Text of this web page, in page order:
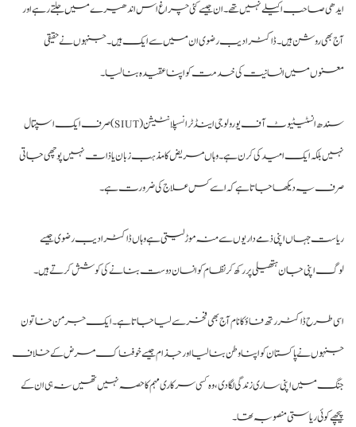
صاحب اکیلے نہیں تھے۔ ان جیسے کئی چراغ اس اندھیرے میں جلتے رہے اور
بھی روشن ہیں۔ ڈاکٹر ادیب رضوی ان میں سے ایک ہیں۔ جنہوں نے حقیقی
میں انسانیت کی خدمت کو اپنا عقیدہ بنا لیا۔
سندھ انسٹیٹیوٹ آف یورولوجی اینڈ ٹرانسپلانٹیشن (SIUT) صرف ایک اسپتال
بلکہ ایک امیدکی کرن ہے۔ وہاں مریض کا مذہب زبان یا ذات نہیں پوچھی جاتی
یہ دیکھا جاتا ہے کہ اسے کس علاج کی ضرورت ہے۔
جہاں اپنی ذمے داریوں سے منہ موڑ لیتی ہے وہاں ڈاکٹر ادیب رضوی جیسے
اپنی جان ہتھیلی پر رکھ کر نظام کو انسان دوست بنانے کی کوشش کرتے ہیں۔
طرح ڈاکٹر رتھ فاؤکا نام آج بھی فخر سے لیا جاتا ہے۔ ایک جرمن خاتون
نے پاکستان کو اپنا وطن بنا لیا اور جذام جیسے خوفناک مرض کے خلاف
میں اپنی ساری زندگی لگا دی، وہ کسی سرکاری مہم کا حصہ نہیں تھیں نہ ہی ان کے
کوئی ریاستی منصوبہ تھا۔